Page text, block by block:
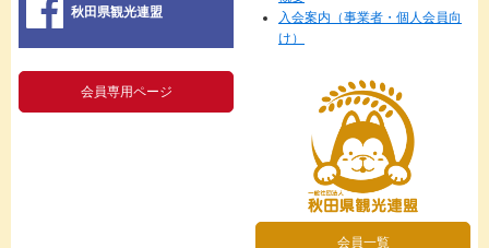
秋田県観光連盟
入会案内（事業者・個人会員向
け）
会員専用ページ
会員一覧